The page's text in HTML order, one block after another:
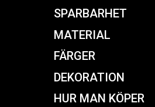
SPARBARHET
MATERIAL
FÄRGER
DEKORATION
HUR MAN KÖPER